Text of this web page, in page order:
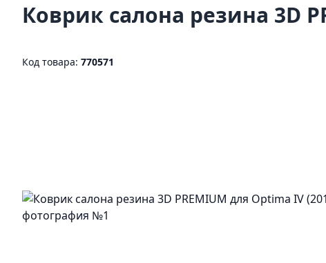
Коврик салона резина 3D
Код товара: 770571